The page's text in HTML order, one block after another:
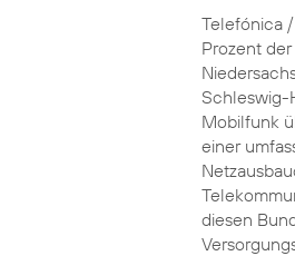
Telefónica
Prozent
Schleswig-
Mobilfunk
einer
diesen